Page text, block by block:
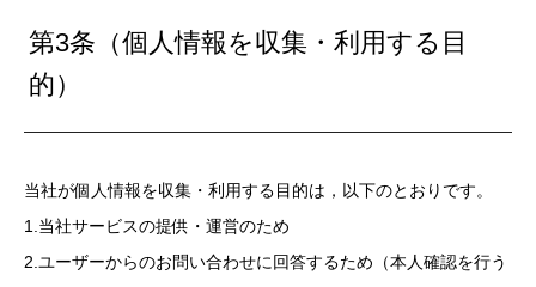
第3条（個人情報を収集・利用する目
的）
当社が個人情報を収集・利用する目的は，以下のとおりです。
1.当社サービスの提供・運営のため
2.ユーザーからのお問い合わせに回答するため（本人確認を行う